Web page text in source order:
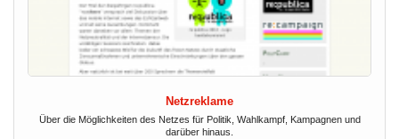
Netzreklame
Über die Möglichkeiten des Netzes für Politik, Wahlkampf, Kampagnen und
darüber hinaus.